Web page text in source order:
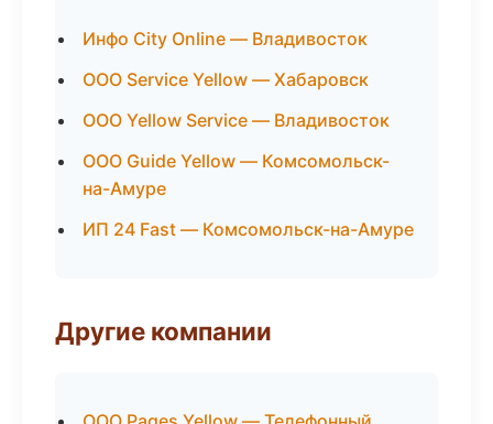
Инфо City Online — Владивосток
ООО Service Yellow — Хабаровск
ООО Yellow Service — Владивосток
ООО Guide Yellow — Комсомольск-
на-Амуре
ИП 24 Fast — Комсомольск-на-Амуре
Другие компании